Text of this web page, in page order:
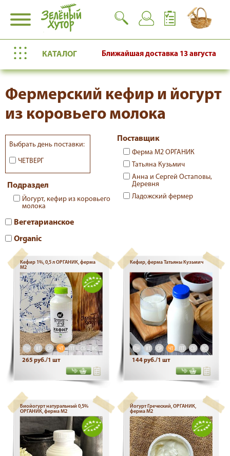
КАТАЛОГ Ближайшая доставка 13 августа
Фермерский кефир и йогурт
из коровьего молока
Выбрать день поставки:
ЧЕТВЕРГ
Подраздел
Йогурт, кефир из коровьего
молока
Поставщик
Ферма М2 ОРГАНИК
Татьяна Кузьмич
Анна и Сергей Остаповы,
Деревня
Ладожский фермер
Вегетарианское
Organic
Кефир 1%, 0,5 л ОРГАНИК, ферма
М2
ПН ВТ СР ЧТ ПТ СБ ВС
265 руб./1 шт
Кефир, ферма Татьяны Кузьмич
ПН ВТ СР ЧТ ПТ СБ ВС
144 руб./1 шт
Биойогурт натуральный 0,5%
ОРГАНИК, ферма М2
Йогурт Греческий, ОРГАНИК,
ферма М2